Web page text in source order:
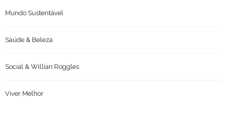
Mundo Sustentável
Saúde & Beleza
Social & Willian Roggles
Viver Melhor